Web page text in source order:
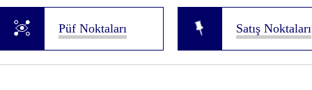
Püf Noktaları Satış Noktaları